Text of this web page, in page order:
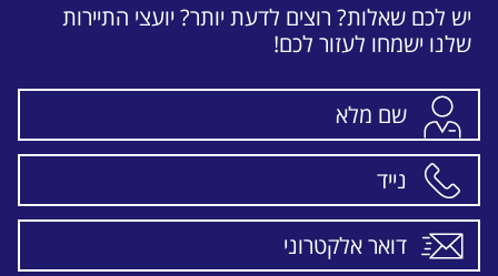
יש לכם שאלות? רוצים לדעת יותר? יועצי התיירות
שלנו ישמחו לעזור לכם!